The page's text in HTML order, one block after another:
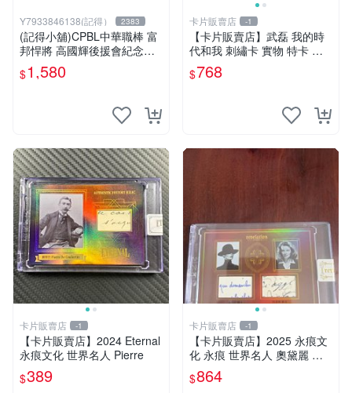
Y7933846138(記得） 2383
(記得小舖)CPBL中華職棒 富
邦悍將 高國輝後援會紀念親
筆簽名托特包 台灣現貨如圖
$1,580
卡片販賣店 -1
【卡片販賣店】武磊 我的時
代和我 刺繡卡 實物 特卡 球
星卡
$768
卡片販賣店 -1
【卡片販賣店】2024 Eternal
永痕文化 世界名人 Pierre
$389
卡片販賣店 -1
【卡片販賣店】2025 永痕文
化 永痕 世界名人 奧黛麗 赫
本
$864